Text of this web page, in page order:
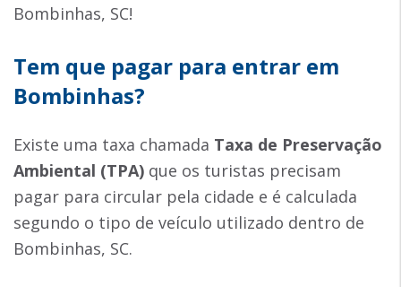
Bombinhas, SC!
Tem que pagar para entrar em
Bombinhas?
Existe uma taxa chamada Taxa de Preservação
Ambiental (TPA) que os turistas precisam
pagar para circular pela cidade e é calculada
segundo o tipo de veículo utilizado dentro de
Bombinhas, SC.